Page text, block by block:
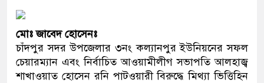
উদ্ধার
জনগণ পরিবর্তন চেয়েছে বলেই জুলাই আন্দোলন
মোঃ জাবেদ হোসেনঃ
চাঁদপুর সদর উপজেলার ৩নং কল্যানপুর ইউনিয়নের সফল
চেয়ারম্যান এবং নির্বাচিত আওয়ামীলীগ সভাপতি আলহাজ্ব
শাখাওয়াত হোসেন রনি পাটওয়ারী বিরুদ্ধে মিথ্যা ভিত্তিহিন